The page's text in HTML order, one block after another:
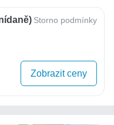
Storno podmínky
Zobrazit ceny